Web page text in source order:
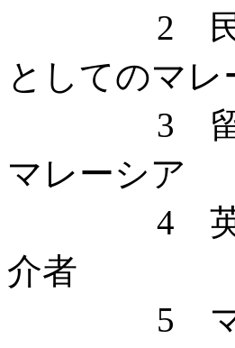
2 民間の
としてのマレ
3 留学生
マレーシア
4 英語に
介者
5 マルチ